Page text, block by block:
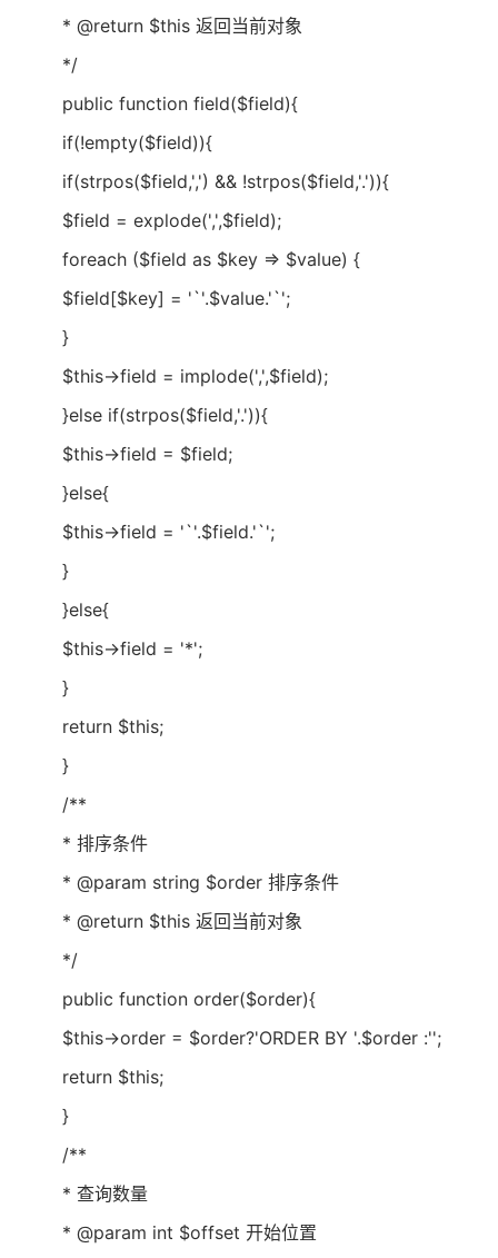
* @return $this 返回当前对象
*/
public function field($field){
if(!empty($field)){
if(strpos($field,',') && !strpos($field,'.')){
$field = explode(',',$field);
foreach ($field as $key => $value) {
$field[$key] = '`'.$value.'`';
}
$this->field = implode(',',$field);
}else if(strpos($field,'.')){
$this->field = $field;
}else{
$this->field = '`'.$field.'`';
}
}else{
$this->field = '*';
}
return $this;
}
/**
* 排序条件
* @param string $order 排序条件
* @return $this 返回当前对象
*/
public function order($order){
$this->order = $order?'ORDER BY '.$order :'';
return $this;
}
/**
* 查询数量
* @param int $offset 开始位置